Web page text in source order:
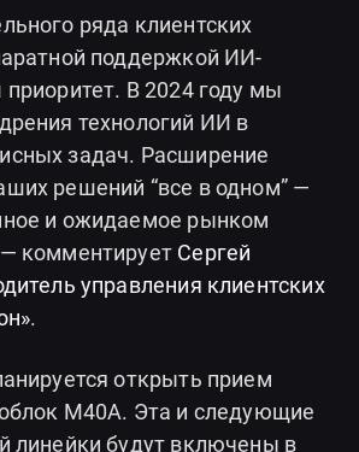
ряда клиентских
поддержкой ИИ-
приоритет. В 2024 году мы
технологий ИИ в
задач. Расширение
решений “все в одном” —
и ожидаемое рынком
комментирует Сергей
управления клиентских
.
открыть прием
М40А. Эта и следующие
линейки будут включены в